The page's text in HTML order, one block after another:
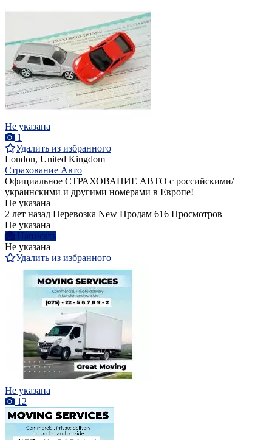
Не указана
1
Удалить из избранного
London, United Kingdom
Страхование Авто
Официальное СТРАХОВАНИЕ АВТО с российскими/
украинскими и другими номерами в Европе!
Не указана
2 лет назад Перевозка New Продам 616 Просмотров
Не указана
Написать
Не указана
Удалить из избранного
Не указана
12